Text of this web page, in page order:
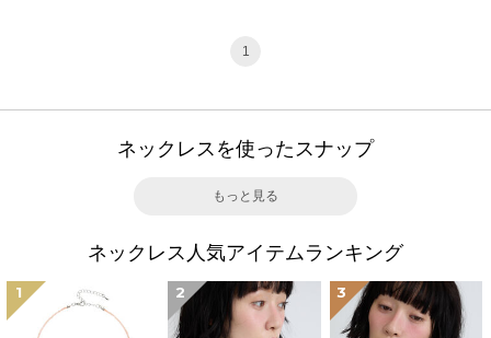
1
ネックレスを使ったスナップ
もっと見る
ネックレス人気アイテムランキング
1 2 3